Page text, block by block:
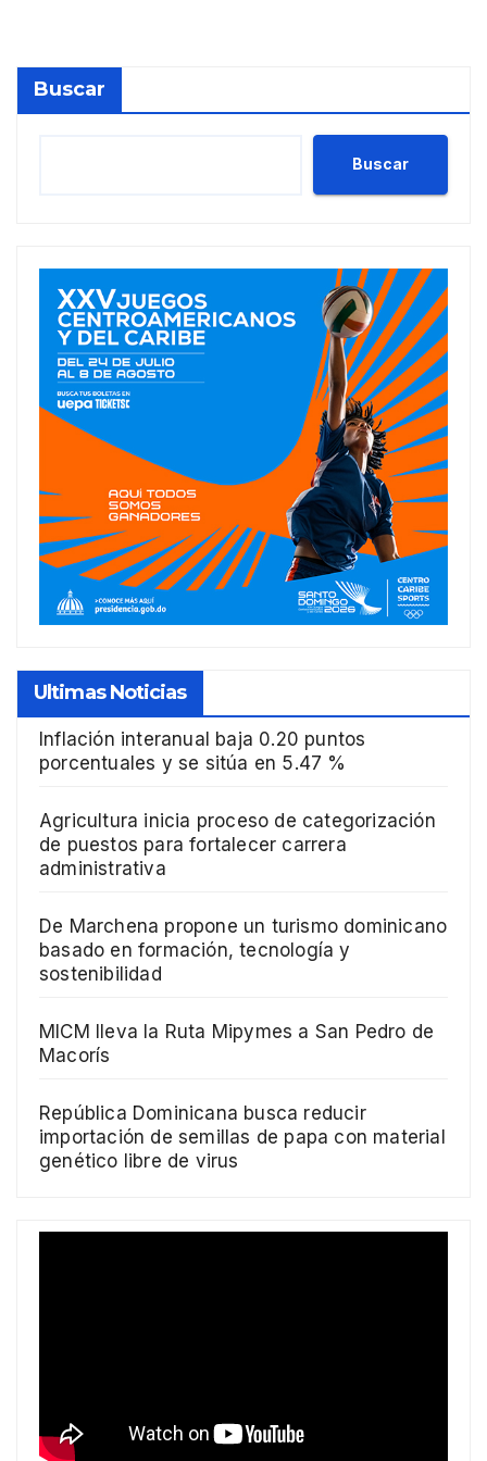
Buscar
Buscar
Ultimas Noticias
Inflación interanual baja 0.20 puntos
porcentuales y se sitúa en 5.47 %
Agricultura inicia proceso de categorización
de puestos para fortalecer carrera
administrativa
De Marchena propone un turismo dominicano
basado en formación, tecnología y
sostenibilidad
MICM lleva la Ruta Mipymes a San Pedro de
Macorís
República Dominicana busca reducir
importación de semillas de papa con material
genético libre de virus